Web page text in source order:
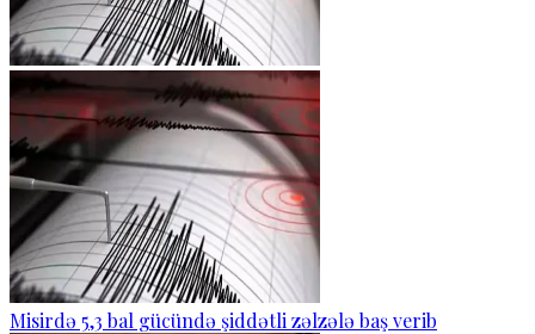
Misirdə 5,3 bal gücündə şiddətli zəlzələ baş verib